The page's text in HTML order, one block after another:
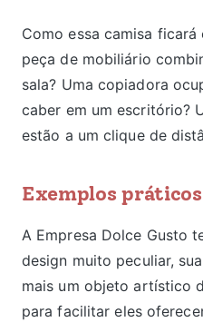
Como essa camisa ficará
peça de mobiliário
sala? Uma copiadora
caber em um escritório?
estão a um clique de
Exemplos
A Empresa Dolce Gusto
design muito peculiar,
mais um objeto artístico
para facilitar eles